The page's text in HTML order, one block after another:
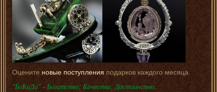
Оценитеновые поступленияподарков каждого месяца.
"БоКаДо" - Богатство, Качество, Достоинство.